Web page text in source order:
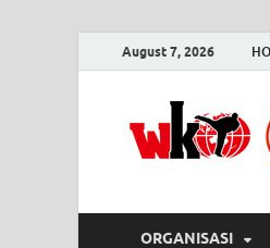
August 7, 2026
ORGANISASI